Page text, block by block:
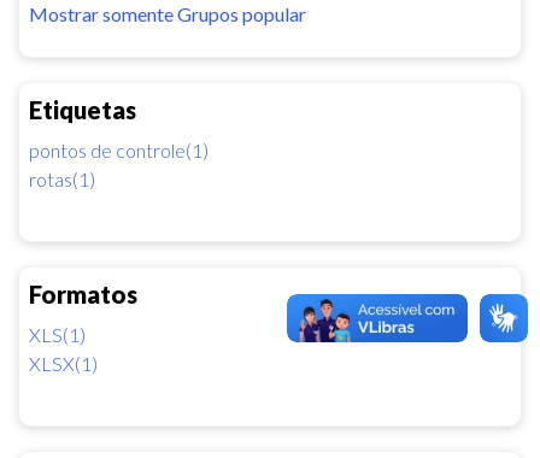
Mostrar somente Grupos popular
Etiquetas
pontos de controle(1)
rotas(1)
Formatos
XLS(1)
XLSX(1)